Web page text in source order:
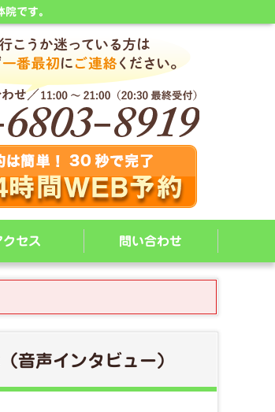
です。
クセス 問い合わせ
音声インタビュー）